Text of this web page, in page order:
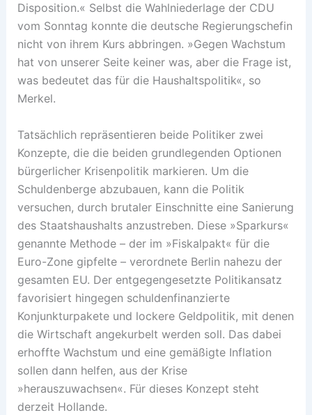
Disposition.« Selbst die Wahlniederlage der CDU
vom Sonntag konnte die deutsche Regierungschefin
nicht von ihrem Kurs abbringen. »Gegen Wachstum
hat von unserer Seite keiner was, aber die Frage ist,
was bedeutet das für die Haushaltspolitik«, so
Merkel.
Tatsächlich repräsentieren beide Politiker zwei
Konzepte, die die beiden grundlegenden Optionen
bürgerlicher Krisenpolitik markieren. Um die
Schuldenberge abzubauen, kann die Politik
versuchen, durch brutaler Einschnitte eine Sanierung
des Staatshaushalts anzustreben. Diese »Sparkurs«
genannte Methode – der im »Fiskalpakt« für die
Euro-Zone gipfelte – verordnete Berlin nahezu der
gesamten EU. Der entgegengesetzte Politikansatz
favorisiert hingegen schuldenfinanzierte
Konjunkturpakete und lockere Geldpolitik, mit denen
die Wirtschaft angekurbelt werden soll. Das dabei
erhoffte Wachstum und eine gemäßigte Inflation
sollen dann helfen, aus der Krise
»herauszuwachsen«. Für dieses Konzept steht
derzeit Hollande.